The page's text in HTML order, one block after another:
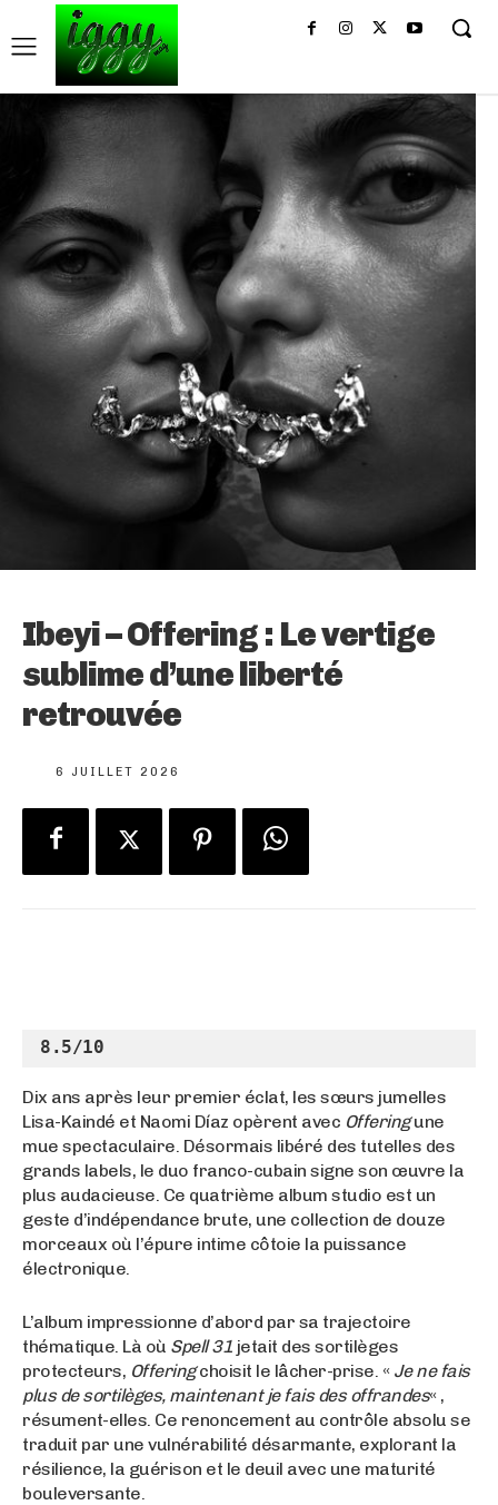
Ibeyi – Offering : Le vertige
sublime d’une liberté
retrouvée
6 JUILLET 2026
8.5/10
Dix ans après leur premier éclat, les sœurs jumelles
Lisa-Kaindé et Naomi Díaz opèrent avec Offeringune
mue spectaculaire. Désormais libéré des tutelles des
grands labels, le duo franco-cubain signe son œuvre la
plus audacieuse. Ce quatrième album studio est un
geste d’indépendance brute, une collection de douze
morceaux où l’épure intime côtoie la puissance
électronique.
L’album impressionne d’abord par sa trajectoire
thématique. Là où Spell 31 jetait des sortilèges
protecteurs, Offeringchoisit le lâcher-prise. « Je ne fais
plus de sortilèges, maintenant je fais des offrandes« ,
résument-elles. Ce renoncement au contrôle absolu se
traduit par une vulnérabilité désarmante, explorant la
résilience, la guérison et le deuil avec une maturité
bouleversante.